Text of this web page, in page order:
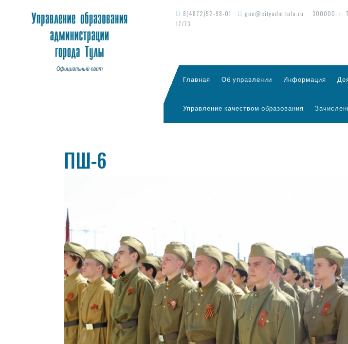
8(4872)52-98-01 guo@cityadm.tula.ru
300000, г.
17/73
Главная Об управлении Информация
Управление качеством образования
ПШ-6